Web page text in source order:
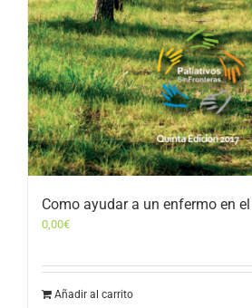
Como ayudar a un enfermo en
0,00€
Añadir al carrito